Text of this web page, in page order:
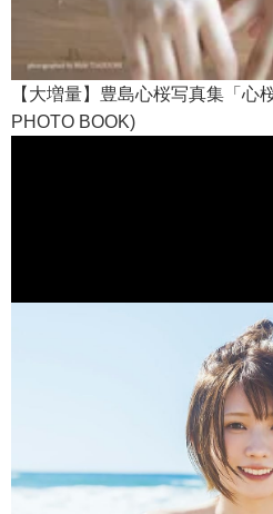
【大増量】豊島心桜写真集「心
PHOTO BOOK)